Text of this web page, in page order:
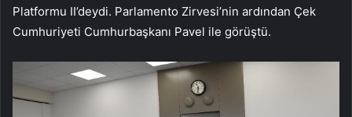
Platformu II’deydi. Parlamento Zirvesi’nin ardından Çek
Cumhuriyeti Cumhurbaşkanı Pavel ile görüştü.